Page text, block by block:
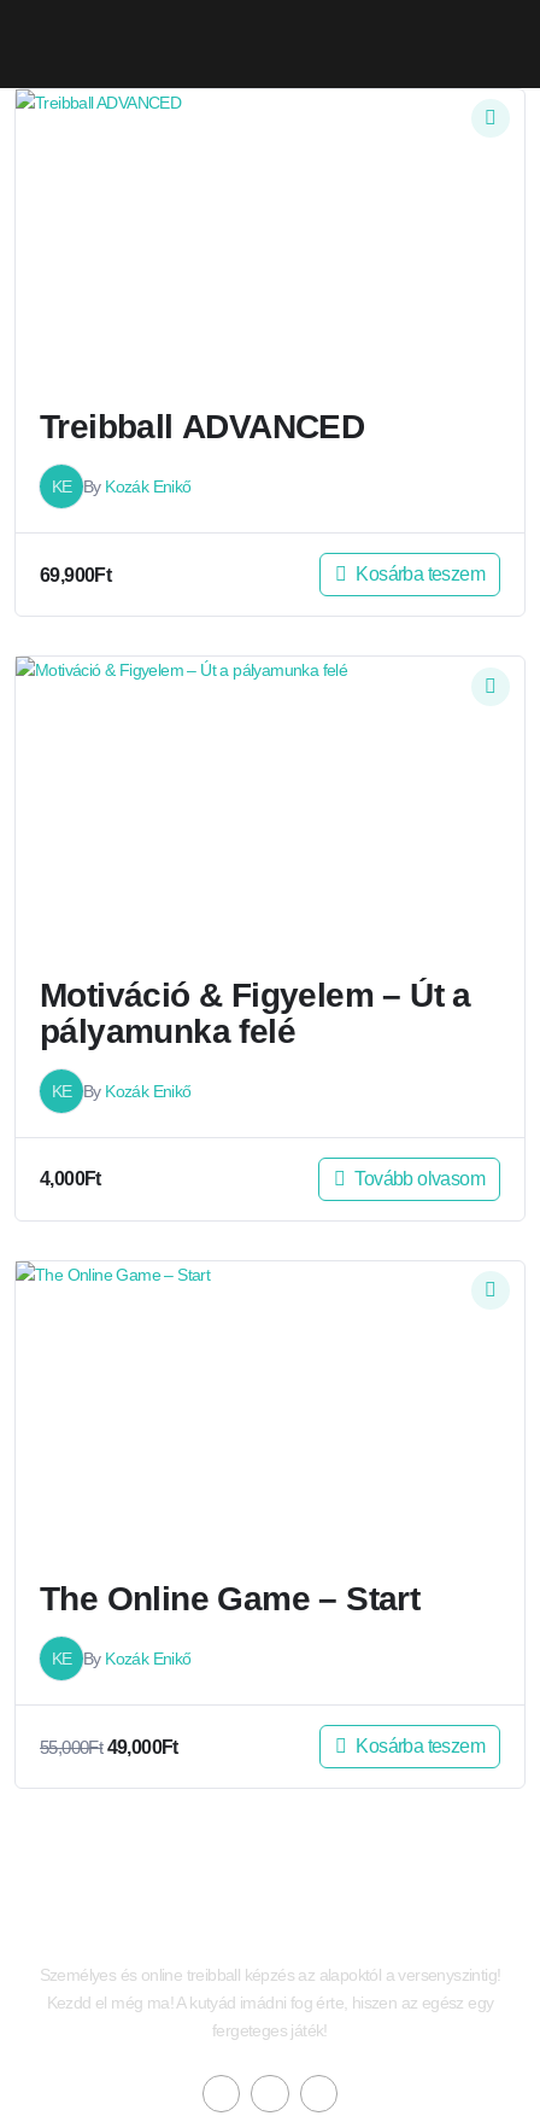
Treibball ADVANCED
KE By Kozák Enikő
69,900Ft Kosárba teszem
Motiváció & Figyelem – Út a
pályamunka felé
KE By Kozák Enikő
4,000Ft Tovább olvasom
The Online Game – Start
KE By Kozák Enikő
55,000Ft 49,000Ft Kosárba teszem
Személyes és online treibball képzés az alapoktól a versenyszintig!
Kezdd el még ma! A kutyád imádni fog érte, hiszen az egész egy
fergeteges játék!